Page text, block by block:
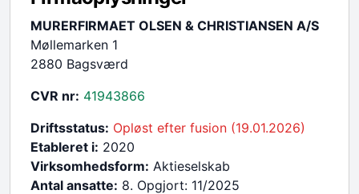
MURERFIRMAET OLSEN & CHRISTIANSEN A/S
Møllemarken 1
2880 Bagsværd
CVR nr: 41943866
Driftsstatus: Opløst efter fusion (19.01.2026)
Etableret i: 2020
Virksomhedsform: Aktieselskab
Antal ansatte: 8. Opgjort: 11/2025